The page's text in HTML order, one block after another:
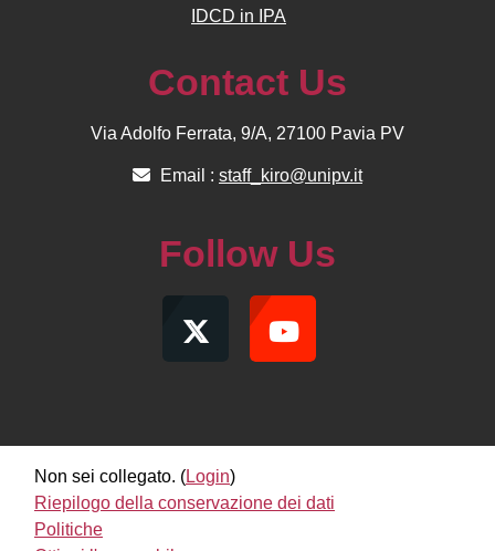
IDCD in IPA
Contact Us
Via Adolfo Ferrata, 9/A, 27100 Pavia PV
Email : staff_kiro@unipv.it
Follow Us
Non sei collegato. (Login)
Riepilogo della conservazione dei dati
Politiche